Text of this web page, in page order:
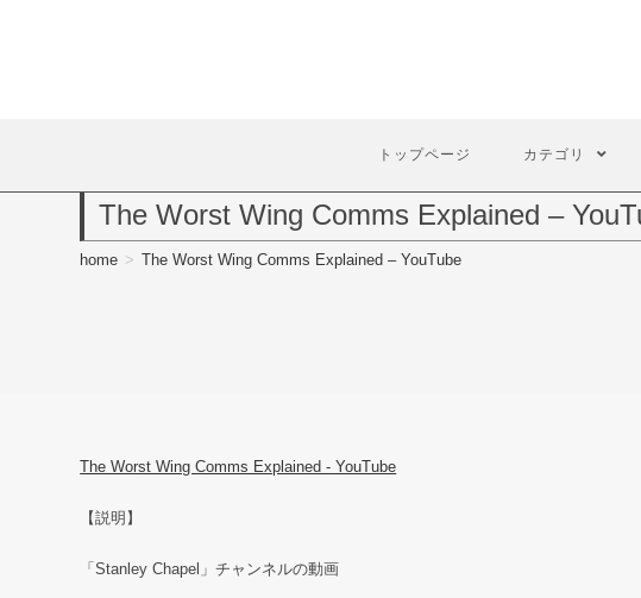
トップページ カテゴリ
The Worst Wing Comms Explained –
home > The Worst Wing Comms Explained – YouTube
The Worst Wing Comms Explained - YouTube
【説明】
「Stanley Chapel」チャンネルの動画